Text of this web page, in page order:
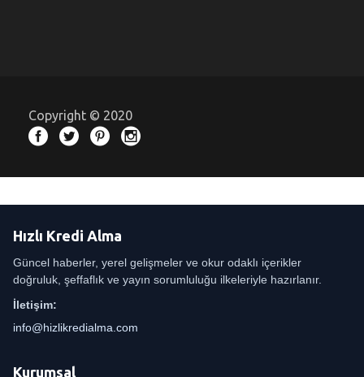
Copyright © 2020
Hızlı Kredi Alma
Güncel haberler, yerel gelişmeler ve okur odaklı içerikler
doğruluk, şeffaflık ve yayın sorumluluğu ilkeleriyle hazırlanır.
İletişim:
info@hizlikredialma.com
Kurumsal